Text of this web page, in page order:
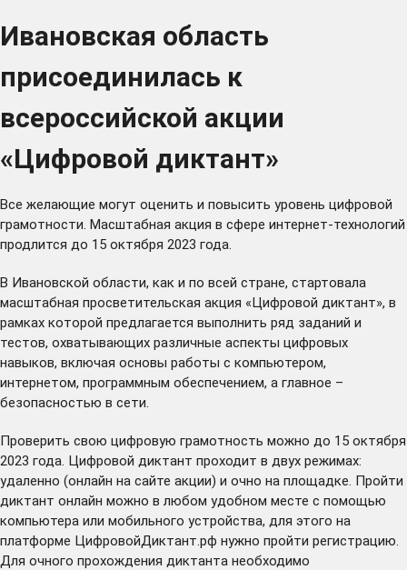
Ивановская область
присоединилась к
всероссийской акции
«Цифровой диктант»
Все желающие могут оценить и повысить уровень цифровой
грамотности. Масштабная акция в сфере интернет-технологий
продлится до 15 октября 2023 года.
В Ивановской области, как и по всей стране, стартовала
масштабная просветительская акция «Цифровой диктант», в
рамках которой предлагается выполнить ряд заданий и
тестов, охватывающих различные аспекты цифровых
навыков, включая основы работы с компьютером,
интернетом, программным обеспечением, а главное –
безопасностью в сети.
Проверить свою цифровую грамотность можно до 15 октября
2023 года. Цифровой диктант проходит в двух режимах:
удаленно (онлайн на сайте акции) и очно на площадке. Пройти
диктант онлайн можно в любом удобном месте с помощью
компьютера или мобильного устройства, для этого на
платформе ЦифровойДиктант.рф нужно пройти регистрацию.
Для очного прохождения диктанта необходимо